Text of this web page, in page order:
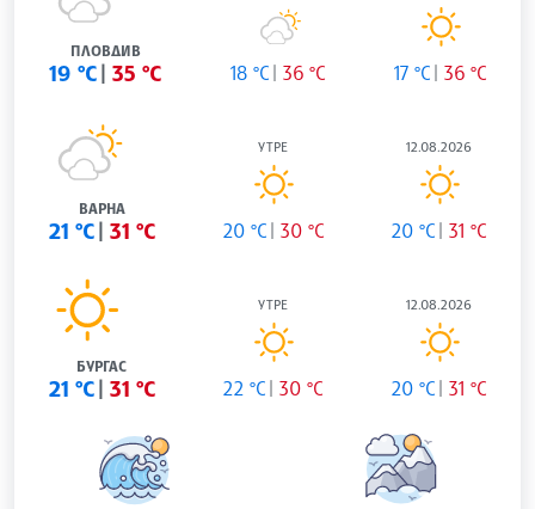
ПЛОВДИВ
19 °C 35 °C 18 °C 36 °C 17 °C 36 °C
ВАРНА
21 °C 31 °C
УТРЕ
20 °C 30 °C
12.08.2026
20 °C 31 °C
БУРГАС
21 °C 31 °C
УТРЕ
22 °C 30 °C
12.08.2026
20 °C 31 °C